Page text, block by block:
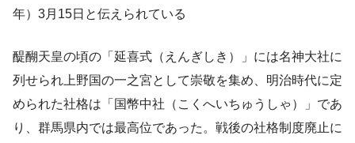
年）3月15日と伝えられている
醍醐天皇の頃の「延喜式（えんぎしき）」には名神大社に
列せられ上野国の一之宮として崇敬を集め、明治時代に定
められた社格は「国幣中社（こくへいちゅうしゃ）」であ
り、群馬県内では最高位であった。戦後の社格制度廃止に